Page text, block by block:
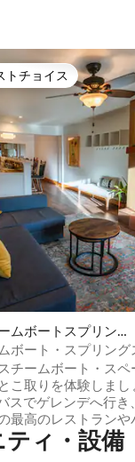
中4.9つ星の平均評
のゲストチョイスです
トチョイス
ムボートスプリング
ドミニアム
ボート・スプリング
ンドミニアム - どこ
！
チームボート・スペ
こ取りを体験しまし
スでゲレンデへ行き
最高のレストランや
フタースキーのハッ
らしいディナー、ラ
ィ・設備